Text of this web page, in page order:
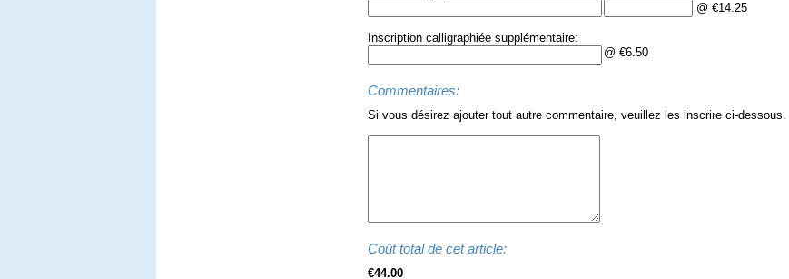
@ €14.25
Inscription calligraphiée supplémentaire:
@ €6.50
Commentaires:
Si vous désirez ajouter tout autre commentaire, veuillez les inscrire ci-dessous.
Coût total de cet article:
€44.00